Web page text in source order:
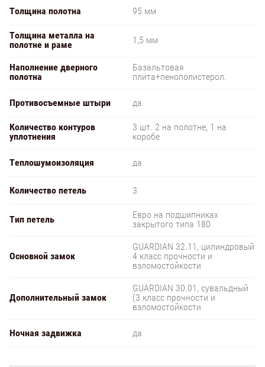
Толщина полотна 95 мм
Толщина металла на
полотне и раме
1,5 мм
Наполнение дверного
полотна
Базальтовая
плита+пенополистерол.
Противосъемные штыри да
Количество контуров
уплотнения
3 шт. 2 на полотне, 1 на
коробе
Теплошумоизоляция да
Количество петель 3
Тип петель
Евро на подшипниках
закрытого типа 180
Основной замок
GUARDIAN 32.11, цилиндровый
4 класс прочности и
взломостойкости
Дополнительный замок
GUARDIAN 30.01, сувальдный
(3 класс прочности и
взломостойкости
Ночная задвижка да